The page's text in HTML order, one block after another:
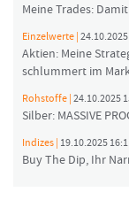
Meine Trades:
Einzelwerte |
Aktien: Meine
schlummert im
Rohstoffe | 24.10.2025
Silber: MASSIVE
Indizes | 19.10.2025
Buy The Dip, Ihr